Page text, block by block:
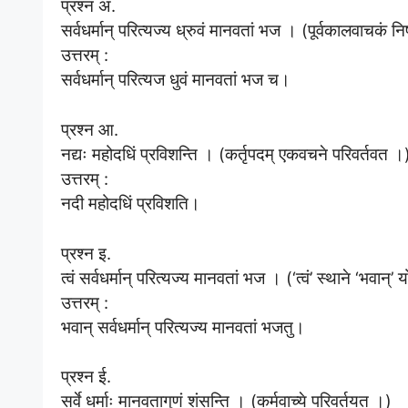
प्रश्न अ.
सर्वधर्मान् परित्यज्य ध्रुवं मानवतां भज । (पूर्वकालवाचकं
उत्तरम् :
सर्वधर्मान् परित्यज धुवं मानवतां भज च।
प्रश्न आ.
नद्यः महोदधिं प्रविशन्ति । (कर्तृपदम् एकवचने परिवर्तवत ।)
उत्तरम् :
नदी महोदधिं प्रविशति।
प्रश्न इ.
त्वं सर्वधर्मान् परित्यज्य मानवतां भज । (‘त्वं’ स्थाने
उत्तरम् :
भवान् सर्वधर्मान् परित्यज्य मानवतां भजतु।
प्रश्न ई.
सर्वे धर्माः मानवतागुणं शंसन्ति । (कर्मवाच्ये परिवर्तयत ।)